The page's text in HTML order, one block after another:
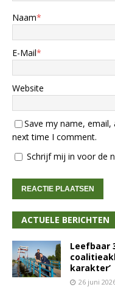
Naam*
E-Mail*
Website
Save my name,
next time I comment.
Schrijf mij in voor de
ACTUELE BERICHTEN
Leefbaar
karakter’
26 juni